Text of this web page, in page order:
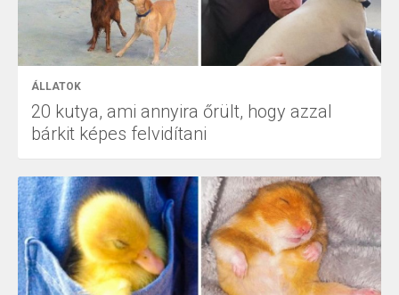
ÁLLATOK
20 kutya, ami annyira őrült, hogy azzal
bárkit képes felvidítani